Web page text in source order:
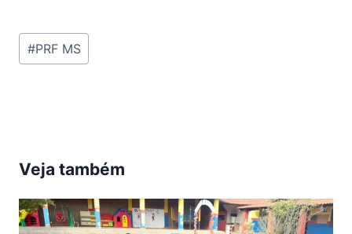
Tags
do
#PRF MS
Veja também